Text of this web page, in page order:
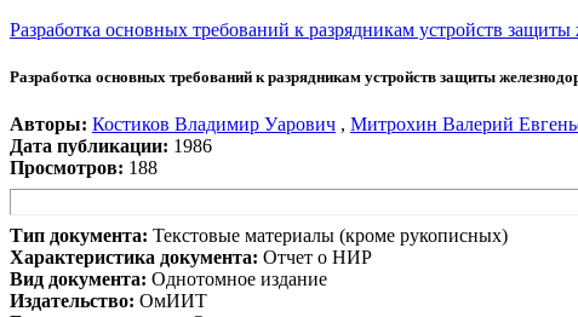
Разработка основных требований к разрядникам устройств
Разработка основных требований к разрядникам устройств защиты
Авторы: Костиков Владимир Уарович , Митрохин Валерий
Дата публикации: 1986
Просмотров: 188
Тип документа: Текстовые материалы (кроме рукописных)
Характеристика документа: Отчет о НИР
Вид документа: Однотомное издание
Издательство: ОмИИТ